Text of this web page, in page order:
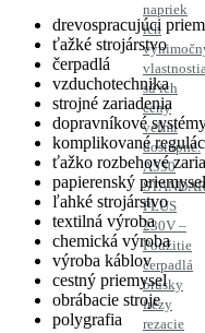
napriek
ich
sú ich
ceny
veľmi
dostupné.
A550
PLUS
230V –
Použitie
čerpadlá
brúsky
frézy
rezacie
drevospracujúci
ťažké strojárstvo
čerpadlá
vzduchotechnika
strojné zariadenia
dopravníkové
komplikované
ťažko rozbehové
papierenský priemysel
ľahké strojárstvo
textilná výroba
chemická výroba
výroba káblov
cestný priemysel
obrábacie stroje
polygrafia